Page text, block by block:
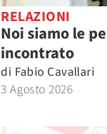
RELAZIONI
Noi siamo le
incontrato
di Fabio Cavallari
3 Agosto 2026